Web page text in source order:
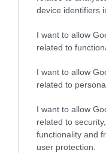
device identifiers
I want to allow
related to
I want to allow
related to
I want to allow
related to
functionality and
user protection.
Προαιρετικές
Βελτιστοποίηση
Ηλεκτρονική
Αξιολόγηση
Συμφωνία